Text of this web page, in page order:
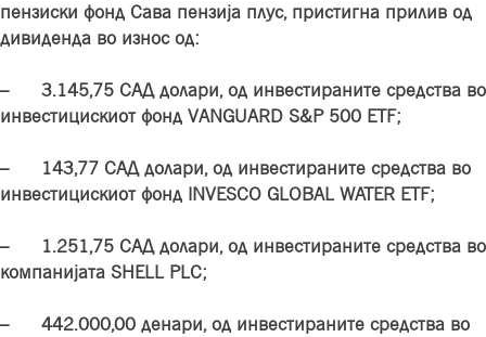
пензиски фонд Сава пензија плус, пристигна прилив од
дивиденда во износ од:
– 3.145,75 САД долари, од инвестираните средства во
инвестицискиот фонд VANGUARD S&P 500 ETF;
– 143,77 САД долари, од инвестираните средства во
инвестицискиот фонд INVESCO GLOBAL WATER ETF;
– 1.251,75 САД долари, од инвестираните средства во
компанијата SHELL PLC;
– 442.000,00 денари, од инвестираните средства во